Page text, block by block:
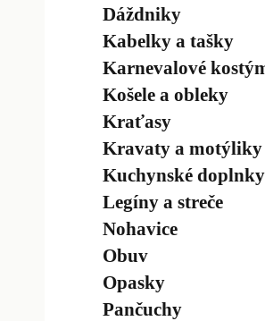
Dáždniky
Kabelky a tašky
Karnevalové
Košele a obleky
Kraťasy
Kravaty a motýliky
Kuchynské doplnky
Legíny a streče
Nohavice
Obuv
Opasky
Pančuchy